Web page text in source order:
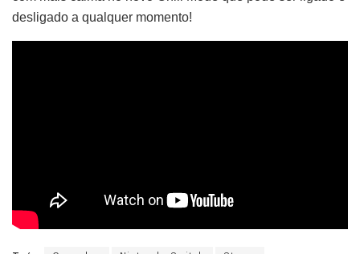
desligado a qualquer momento!